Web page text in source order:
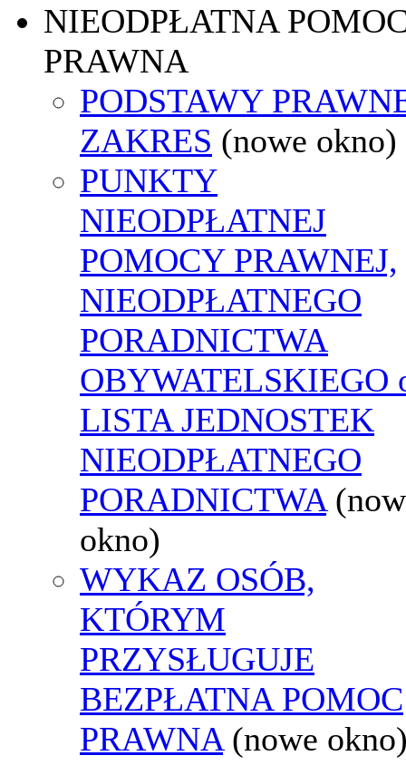
NIEODPŁATNA
PRAWNA
PODSTAWY
ZAKRES (nowe okno)
PUNKTY
NIEODPŁATNEJ
POMOCY PRAWNEJ,
NIEODPŁATNEGO
PORADNICTWA
OBYWATELSKIEGO
LISTA JEDNOSTEK
NIEODPŁATNEGO
PORADNICTWA
okno)
WYKAZ OSÓB,
KTÓRYM
PRZYSŁUGUJE
BEZPŁATNA POMOC
PRAWNA (nowe